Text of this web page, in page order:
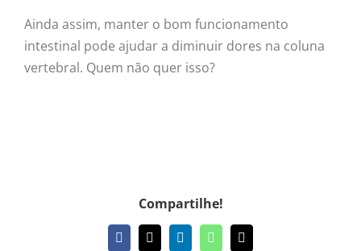
Ainda assim, manter o bom funcionamento
intestinal pode ajudar a diminuir dores na coluna
vertebral. Quem não quer isso?
Compartilhe!
Facebook
X LinkedInWhatsApp
E-